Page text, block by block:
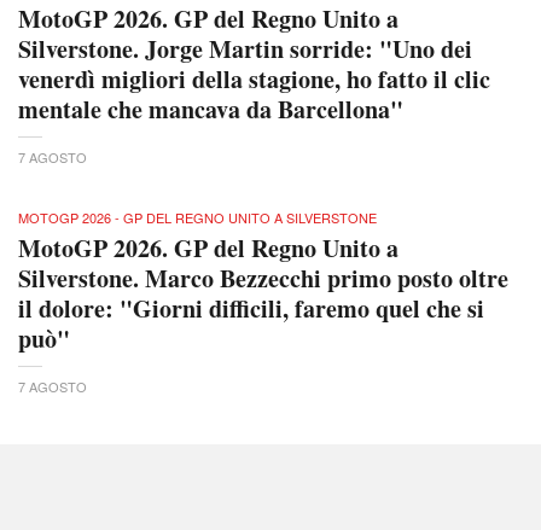
MotoGP 2026. GP del Regno Unito a
Silverstone. Jorge Martin sorride: "Uno dei
venerdì migliori della stagione, ho fatto il clic
mentale che mancava da Barcellona"
7 AGOSTO
MOTOGP 2026 - GP DEL REGNO UNITO A SILVERSTONE
MotoGP 2026. GP del Regno Unito a
Silverstone. Marco Bezzecchi primo posto oltre
il dolore: "Giorni difficili, faremo quel che si
può"
7 AGOSTO